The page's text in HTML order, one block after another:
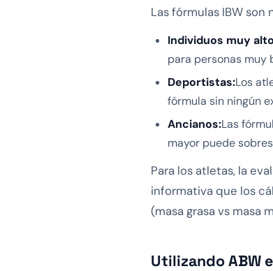
Las fórmulas IBW
Individuos muy
para personas muy
Deportistas:Los
fórmula sin ningún
Ancianos:Las
mayor puede
Para los atletas, la
informativa que los
(masa grasa vs masa
Utilizando ABW